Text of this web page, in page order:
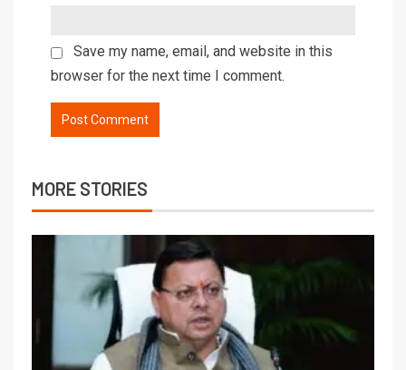
Save my name, email, and website in this
browser for the next time I comment.
MORE STORIES